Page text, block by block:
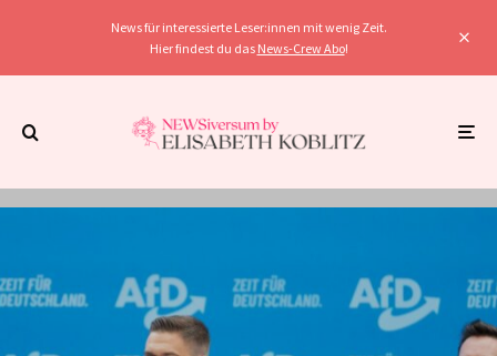
News für interessierte Leser:innen mit wenig Zeit.
Hier findest du das News-Crew Abo!